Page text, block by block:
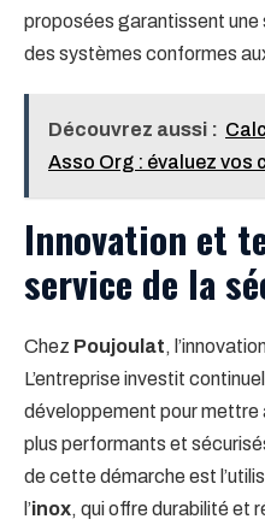
proposées garantissent
des systèmes conformes
Découvrez aussi :
Asso Org : évaluez vos
Innovation et
service de la
Chez Poujoulat,
L’entreprise investit
développement pour mettre
plus performants et
de cette démarche est
l’inox, qui offre durabilité et